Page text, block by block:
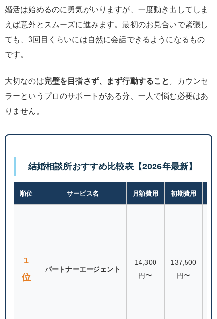
婚活は始めるのに勇気がいりますが、一度動き出してしま
えば意外とスムーズに進みます。最初のお見合いで緊張し
ても、3回目くらいには自然に会話できるようになるもの
です。
大切なのは完璧を目指さず、まず行動すること 。カウンセ
ラーというプロのサポートがある分、一人で悩む必要はあ
りません。
結婚相談所おすすめ比較表【2026年最新】
順位 サービス名 月額費用 初期費用
1
位
パートナーエージェント
14,300
円〜
137,500
円〜